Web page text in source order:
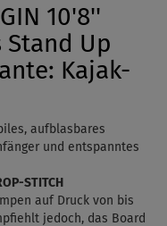
10'8''
Stand Up
Kajak-
aufblasbares
und entspanntes
STITCH
auf Druck von bis
jedoch, das Board